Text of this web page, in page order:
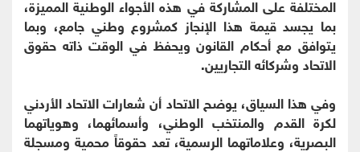
المختلفة على المشاركة في هذه الأجواء الوطنية المميزة،
بما يجسد قيمة هذا الإنجاز كمشروع وطني جامع، وبما
يتوافق مع أحكام القانون ويحفظ في الوقت ذاته حقوق
الاتحاد وشركائه التجاريين.
وفي هذا السياق، يوضح الاتحاد أن شعارات الاتحاد الأردني
لكرة القدم والمنتخب الوطني، وأسمائهما، وهوياتهما
البصرية، وعلاماتهما الرسمية، تعد حقوقاً محمية ومسجلة